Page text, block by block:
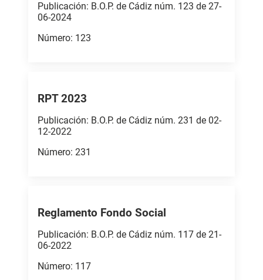
Publicación: B.O.P. de Cádiz núm. 123 de 27-
06-2024
Número: 123
RPT 2023
Publicación: B.O.P. de Cádiz núm. 231 de 02-
12-2022
Número: 231
Reglamento Fondo Social
Publicación: B.O.P. de Cádiz núm. 117 de 21-
06-2022
Número: 117